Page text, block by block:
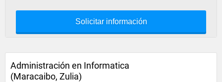
Solicitar información
Administración en Informatica
(Maracaibo, Zulia)